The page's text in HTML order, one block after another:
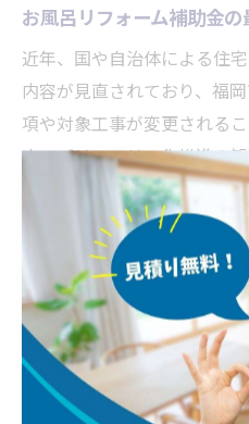
お風呂リフォーム補助金
近年、国や自治体による住
内容が見直されており、福
項や対象工事が変更される
ネ・バリアフリー化推進の
助金の対象範囲が広がる傾
認が重要です。
最新情報を入手するために
トや、地域密着型のリフォ
にチェックしましょう。加
い支援事業」や「住宅省エ
併用できる場合があるため